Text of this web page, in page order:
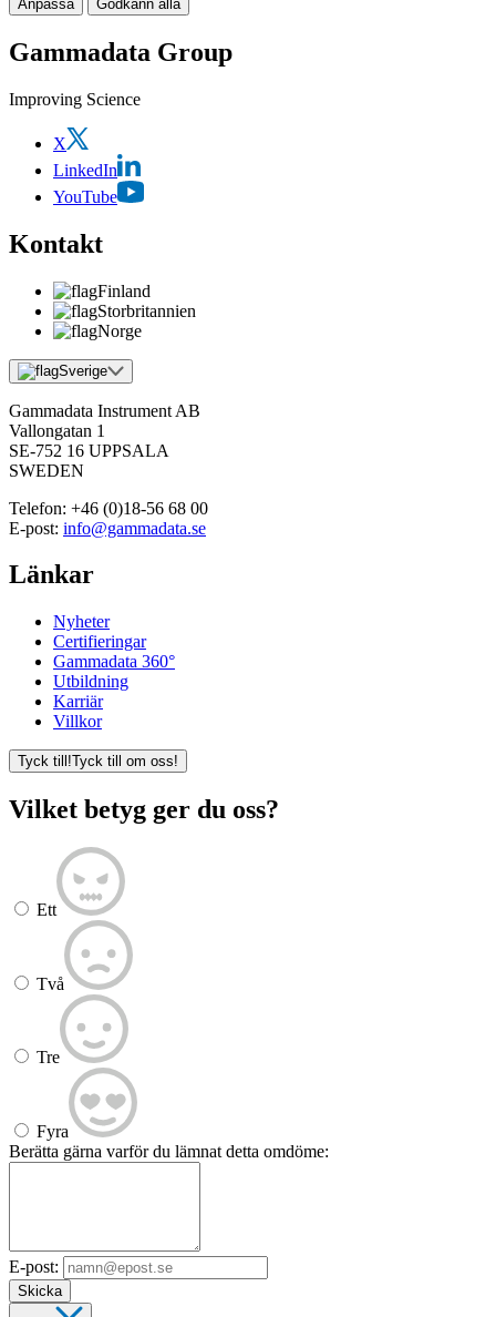
Anpassa Godkänn alla
Gammadata Group
Improving Science
X
LinkedIn
YouTube
Kontakt
Finland
Storbritannien
Norge
Sverige
Gammadata Instrument AB
Vallongatan 1
SE-752 16 UPPSALA
SWEDEN
Telefon: +46 (0)18-56 68 00
E-post: info@gammadata.se
Länkar
Nyheter
Certifieringar
Gammadata 360°
Utbildning
Karriär
Villkor
Tyck till!Tyck till om oss!
Vilket betyg ger du oss?
Ett
Två
Tre
Fyra
Berätta gärna varför du lämnat detta omdöme:
E-post:
Skicka